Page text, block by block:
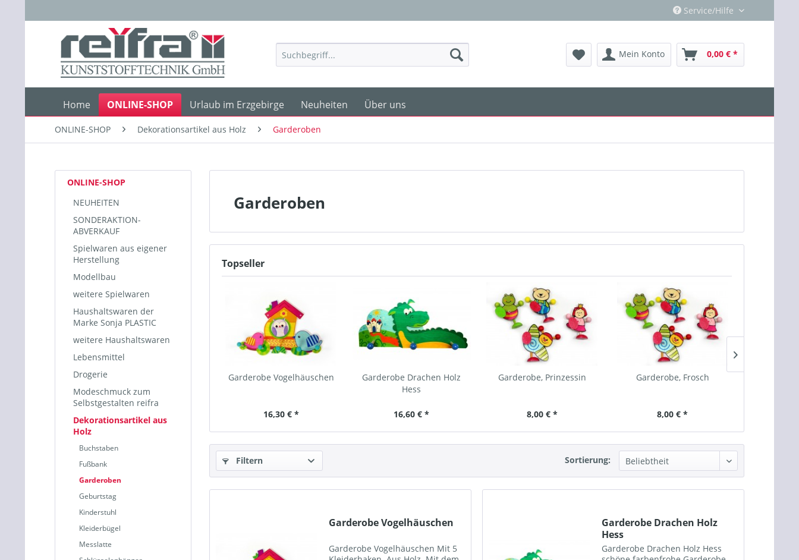
Service/Hilfe
Mein Konto 0,00 € *
Home ONLINE-SHOP Urlaub im Erzgebirge Neuheiten Über uns
ONLINE-SHOP Dekorationsartikel aus Holz Garderoben
ONLINE-SHOP
NEUHEITEN
SONDERAKTION-
ABVERKAUF
Spielwaren aus eigener
Herstellung
Modellbau
weitere Spielwaren
Haushaltswaren der
Marke Sonja PLASTIC
weitere Haushaltswaren
Lebensmittel
Drogerie
Modeschmuck zum
Selbstgestalten reifra
Dekorationsartikel aus
Holz
Buchstaben
Fußbank
Garderoben
Geburtstag
Kinderstuhl
Kleiderbügel
Messlatte
Garderoben
Topseller
Garderobe Vogelhäuschen
16,30 € *
Garderobe Drachen Holz
Hess
16,60 € *
Garderobe, Prinzessin
8,00 € *
Garderobe, Frosch
8,00 € *
Filtern Sortierung:
Garderobe Vogelhäuschen
Garderobe Vogelhäuschen Mit 5
Garderobe Drachen Holz
Hess
Garderobe Drachen Holz Hess